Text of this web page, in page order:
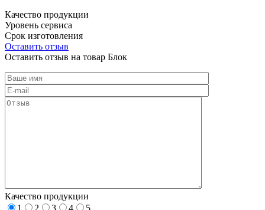
Качество продукции
Уровень сервиса
Срок изготовления
Оставить отзыв
Оставить отзыв на товар Блок
Качество продукции
1
2 3 4
5